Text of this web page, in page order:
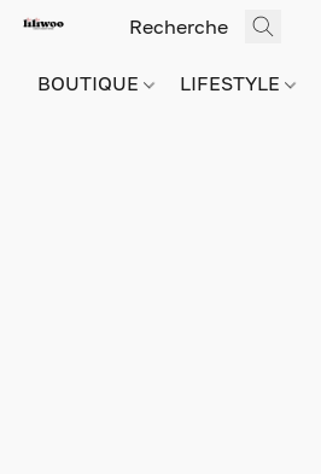
BOUTIQUE LIFESTYLE